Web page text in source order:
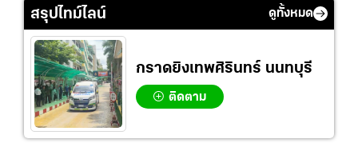
สรุปไทม์ไลน์ ดูทั้งหมด
กราดยิงเทพศิรินทร์ นนทบุรี
ติดตาม